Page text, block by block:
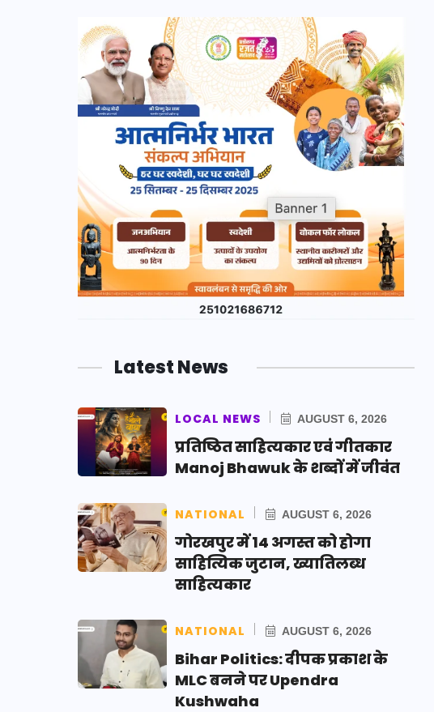
Latest News
LOCAL NEWS AUGUST 6, 2026
प्रतिष्ठित साहित्यकार एवं गीतकार
Manoj Bhawuk के शब्दों में जीवंत
NATIONAL AUGUST 6, 2026
गोरखपुर में 14 अगस्त को होगा
साहित्यिक जुटान, ख्यातिलब्ध
साहित्यकार
NATIONAL AUGUST 6, 2026
Bihar Politics: दीपक प्रकाश के
MLC बनने पर Upendra
Kushwaha